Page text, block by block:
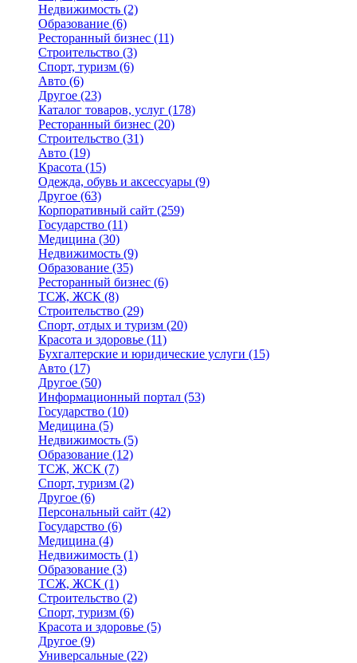
Недвижимость (2)
Образование (6)
Ресторанный бизнес (11)
Строительство (3)
Спорт, туризм (6)
Авто (6)
Другое (23)
Каталог товаров, услуг (178)
Ресторанный бизнес (20)
Строительство (31)
Авто (19)
Красота (15)
Одежда, обувь и аксессуары (9)
Другое (63)
Корпоративный сайт (259)
Государство (11)
Медицина (30)
Недвижимость (9)
Образование (35)
Ресторанный бизнес (6)
ТСЖ, ЖСК (8)
Строительство (29)
Спорт, отдых и туризм (20)
Красота и здоровье (11)
Бухгалтерские и юридические услуги (15)
Авто (17)
Другое (50)
Информационный портал (53)
Государство (10)
Медицина (5)
Недвижимость (5)
Образование (12)
ТСЖ, ЖСК (7)
Спорт, туризм (2)
Другое (6)
Персональный сайт (42)
Государство (6)
Медицина (4)
Недвижимость (1)
Образование (3)
ТСЖ, ЖСК (1)
Строительство (2)
Спорт, туризм (6)
Красота и здоровье (5)
Другое (9)
Универсальные (22)